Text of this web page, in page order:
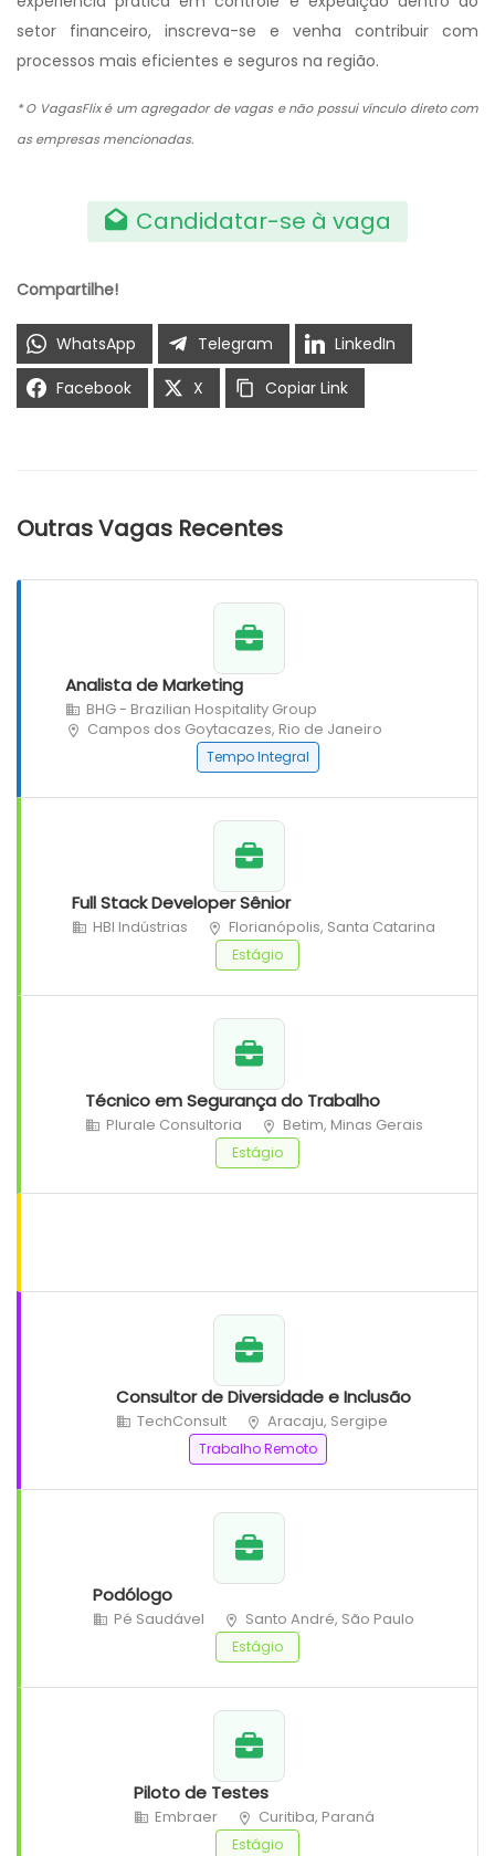
setor financeiro, inscreva-se e venha contribuir com
processos mais eficientes e seguros na região.
* O VagasFlix é um agregador de vagas e não possui vínculo direto com
as empresas mencionadas.
Candidatar-se à vaga
Compartilhe!
WhatsApp Telegram
LinkedIn
Facebook
X Copiar Link
Outras Vagas Recentes
Analista de Marketing
BHG - Brazilian Hospitality Group
Campos dos Goytacazes, Rio de Janeiro
Tempo Integral
Full Stack Developer Sênior
HBI Indústrias Florianópolis, Santa Catarina
Estágio
Técnico em Segurança do Trabalho
Plurale Consultoria Betim, Minas Gerais
Estágio
Consultor de Diversidade e Inclusão
TechConsult Aracaju, Sergipe
Trabalho Remoto
Podólogo
Pé Saudável Santo André, São Paulo
Estágio
Piloto de Testes
Embraer Curitiba, Paraná
Estágio